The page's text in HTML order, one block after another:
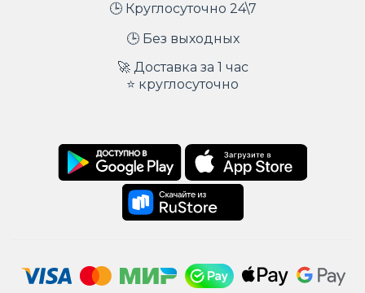
🕒 Круглосуточно 24\7
🕒 Без выходных
🚀 Доставка за 1 час
⭐ круглосуточно